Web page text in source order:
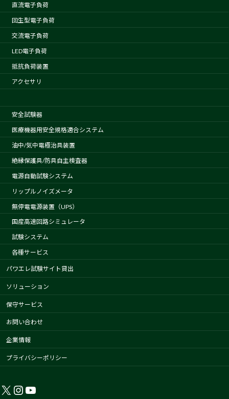
直流電子負荷
回生型電子負荷
交流電子負荷
LED電子負荷
抵抗負荷装置
アクセサリ
安全試験器
医療機器用安全規格適合システム
油中/気中電極治具装置
絶縁保護具/防具自主検査器
電源自動試験システム
リップルノイズメータ
無停電電源装置（UPS）
国産高速回路シミュレータ
試験システム
各種サービス
パワエレ試験サイト貸出
ソリューション
保守サービス
お問い合わせ
企業情報
プライバシーポリシー
X Instagram
YouTube